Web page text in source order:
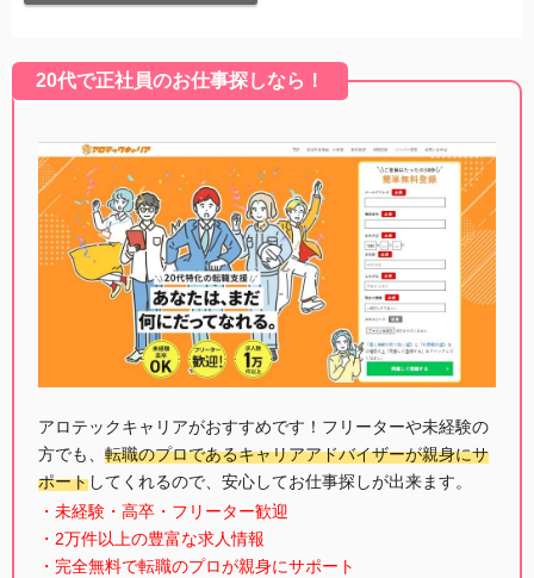
20代で正社員のお仕事探しなら！
アロテックキャリアがおすすめです！フリーターや未経験の
方でも、 転職のプロであるキャリアアドバイザーが親身にサ
ポートしてくれるので、安心してお仕事探しが出来ます。
・未経験・高卒・フリーター歓迎
・2万件以上の豊富な求人情報
・完全無料で転職のプロが親身にサポート